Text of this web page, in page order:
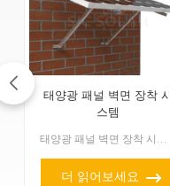
태양광 패널 벽면 장착 시
스템
태양광 패널 벽면 장착 시스템을 사용하면 벽이나 평평한 표면에 바로 설치할 수 있습니다. 집이나 직장에서 태양광 에너지를 얻는 멋진 방법입니다. 공간을 절약하고, 설치가 간편하며,...
더 읽어보세요